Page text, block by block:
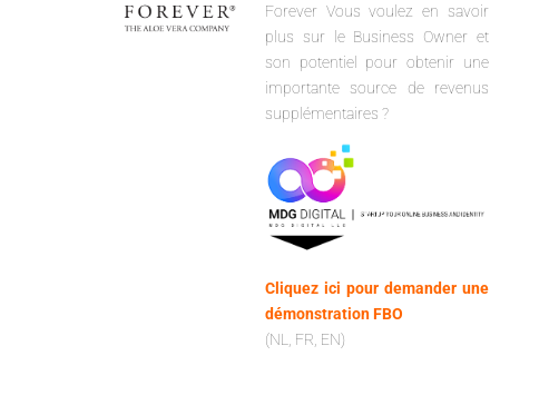
Forever Vous voulez en savoir
plus sur le Business Owner et
son potentiel pour obtenir une
importante source de revenus
supplémentaires ?
Cliquez ici pour demander une
démonstration FBO
(NL, FR, EN)